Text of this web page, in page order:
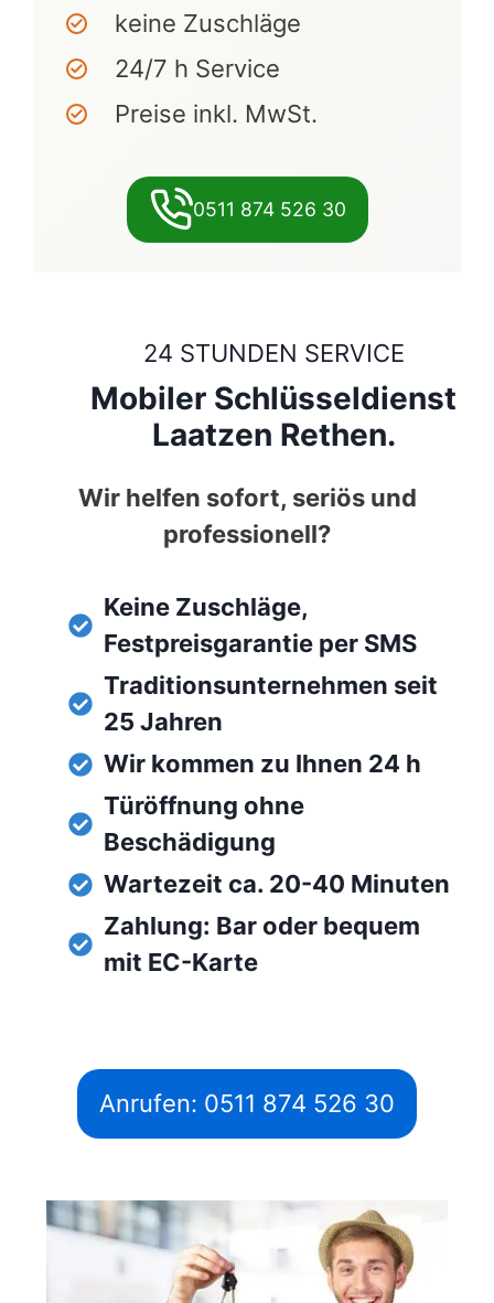
keine Zuschläge
24/7 h Service
Preise inkl. MwSt.
0511 874 526 30
24 STUNDEN SERVICE
Mobiler Schlüsseldienst
Laatzen Rethen.
Wir helfen sofort, seriös und
professionell?
Keine Zuschläge,
Festpreisgarantie per SMS
Traditionsunternehmen seit
25 Jahren
Wir kommen zu Ihnen 24 h
Türöffnung ohne
Beschädigung
Wartezeit ca. 20-40 Minuten
Zahlung: Bar oder bequem
mit EC-Karte
Anrufen: 0511 874 526 30